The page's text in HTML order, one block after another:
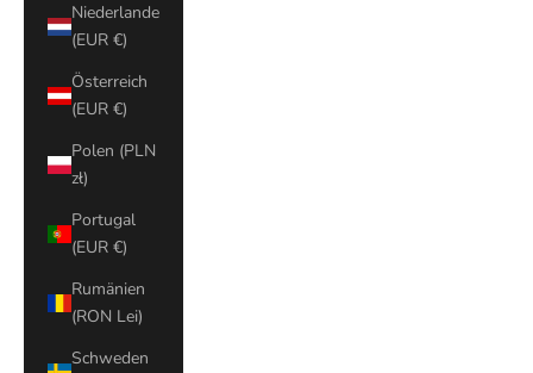
Niederlande
(EUR €)
Österreich
(EUR €)
Polen (PLN
zł)
Portugal
(EUR €)
Rumänien
(RON Lei)
Schweden